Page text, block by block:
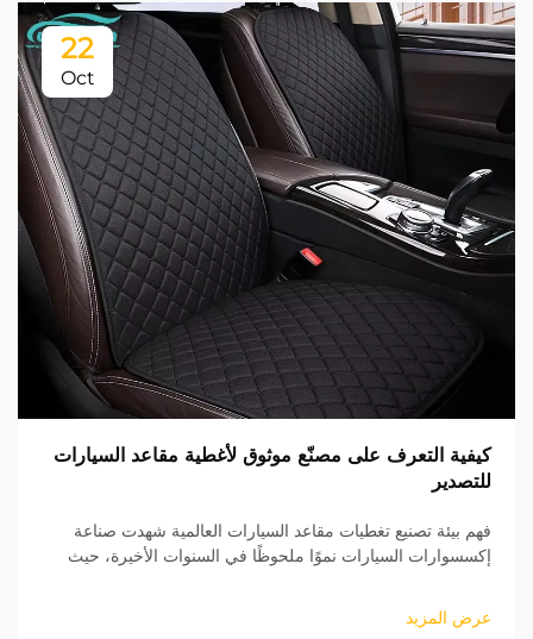
22
Oct
كيفية التعرف على مصنّع موثوق لأغطية مقاعد السيارات
للتصدير
فهم بيئة تصنيع تغطيات مقاعد السيارات العالمية شهدت صناعة
إكسسوارات السيارات نموًا ملحوظًا في السنوات الأخيرة، حيث
التي تسعى لدخول السوق الدولية...
عرض المزيد